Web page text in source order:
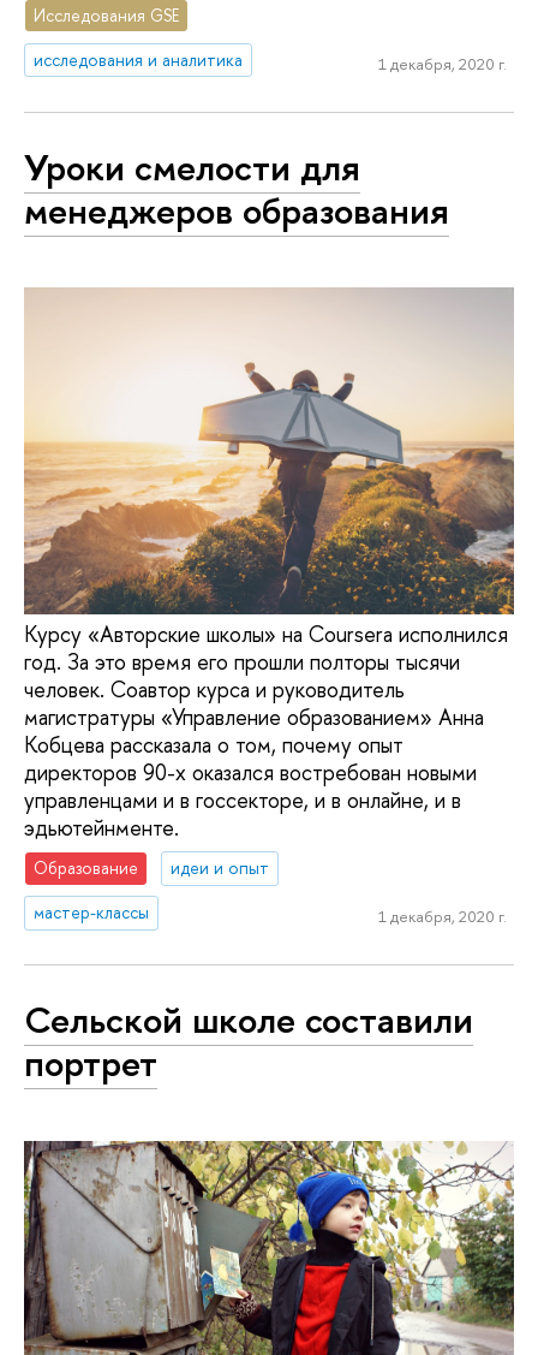
Исследования GSE
исследования и аналитика
1 декабря, 2020 г.
Уроки смелости для
менеджеров образования
Курсу «Авторские школы» на Coursera исполнился
год. За это время его прошли полторы тысячи
человек. Соавтор курса и руководитель
магистратуры «Управление образованием» Анна
Кобцева рассказала о том, почему опыт
директоров 90-х оказался востребован новыми
управленцами и в госсекторе, и в онлайне, и в
эдьютейнменте.
Образование
идеи и опыт
мастер-классы
1 декабря, 2020 г.
Сельской школе составили
портрет